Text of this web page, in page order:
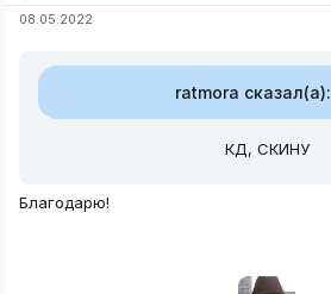
08.05.2022
ratmora сказал(а):
КД, СКИНУ
Благодарю!